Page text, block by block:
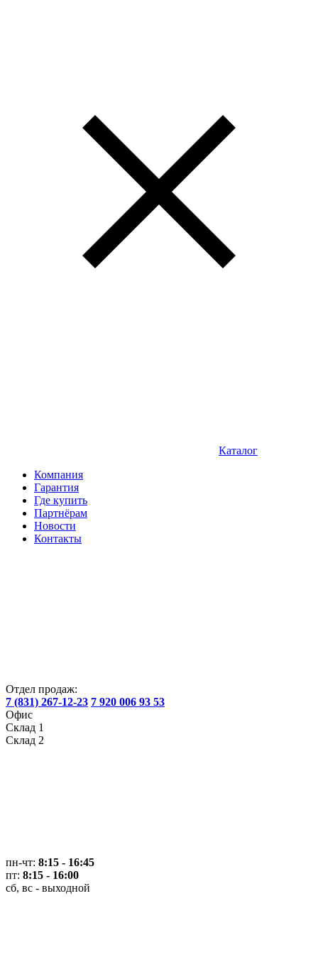
Каталог
Компания
Гарантия
Где купить
Партнёрам
Новости
Контакты
Отдел продаж:
7 (831) 267-12-23 7 920 006 93 53
Офис
Склад 1
Склад 2
пн-чт: 8:15 - 16:45
пт: 8:15 - 16:00
сб, вс - выходной